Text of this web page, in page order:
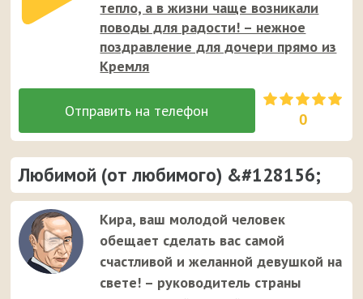
тепло, а в жизни чаще возникали
поводы для радости! – нежное
поздравление для дочери прямо из
Кремля
0
Любимой (от любимого) &#128156;
Кира, ваш молодой человек
обещает сделать вас самой
счастливой и желанной девушкой на
свете! – руководитель страны